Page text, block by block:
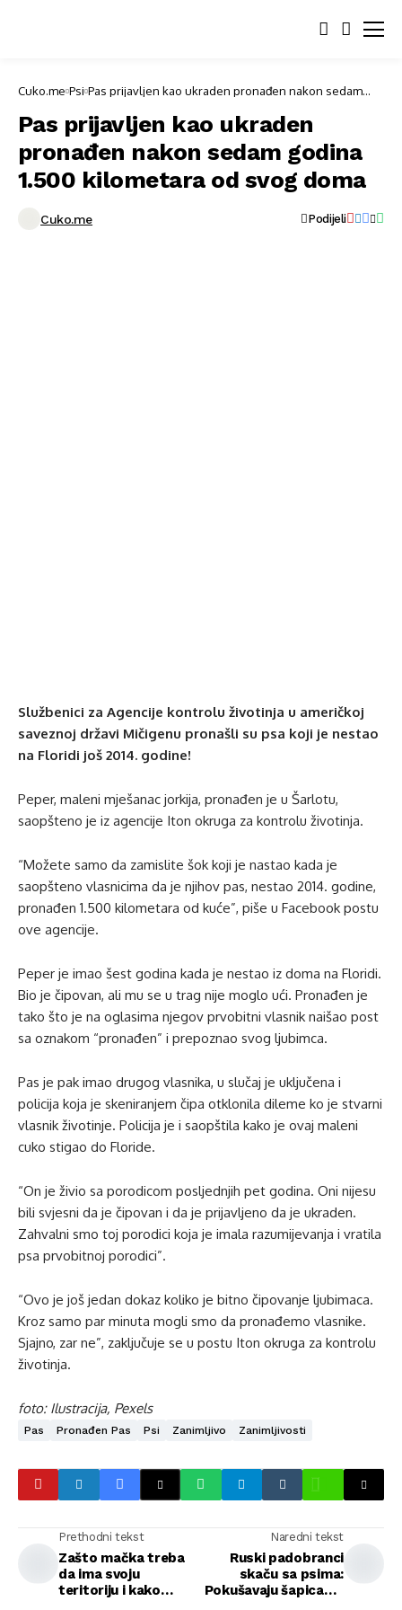
Cuko.me Psi Pas prijavljen kao ukraden pronađen nakon sedam
Pas prijavljen kao ukraden
pronađen nakon sedam godina
1.500 kilometara od svog doma
Cuko.me Podijeli
Službenici za Agencije kontrolu životinja u američkoj
saveznoj državi Mičigenu pronašli su psa koji je nestao
na Floridi još 2014. godine!
Peper, maleni mješanac jorkija, pronađen je u Šarlotu,
saopšteno je iz agencije Iton okruga za kontrolu životinja.
“Možete samo da zamislite šok koji je nastao kada je
saopšteno vlasnicima da je njihov pas, nestao 2014. godine,
pronađen 1.500 kilometara od kuće”, piše u Facebook postu
ove agencije.
Peper je imao šest godina kada je nestao iz doma na Floridi.
Bio je čipovan, ali mu se u trag nije moglo ući. Pronađen je
tako što je na oglasima njegov prvobitni vlasnik naišao post
sa oznakom “pronađen” i prepoznao svog ljubimca.
Pas je pak imao drugog vlasnika, u slučaj je uključena i
policija koja je skeniranjem čipa otklonila dileme ko je stvarni
vlasnik životinje. Policija je i saopštila kako je ovaj maleni
cuko stigao do Floride.
“On je živio sa porodicom posljednjih pet godina. Oni nijesu
bili svjesni da je čipovan i da je prijavljeno da je ukraden.
Zahvalni smo toj porodici koja je imala razumijevanja i vratila
psa prvobitnoj porodici”.
“Ovo je još jedan dokaz koliko je bitno čipovanje ljubimaca.
Kroz samo par minuta mogli smo da pronađemo vlasnike.
Sjajno, zar ne”, zaključuje se u postu Iton okruga za kontrolu
životinja.
foto: Ilustracija, Pexels
Pas Pronađen Pas Psi Zanimljivo Zanimljivosti
Prethodni tekst
Zašto mačka treba
da ima svoju
teritoriju i kako
Naredni tekst
Ruski padobranci
skaču sa psima:
Pokušavaju šapicama